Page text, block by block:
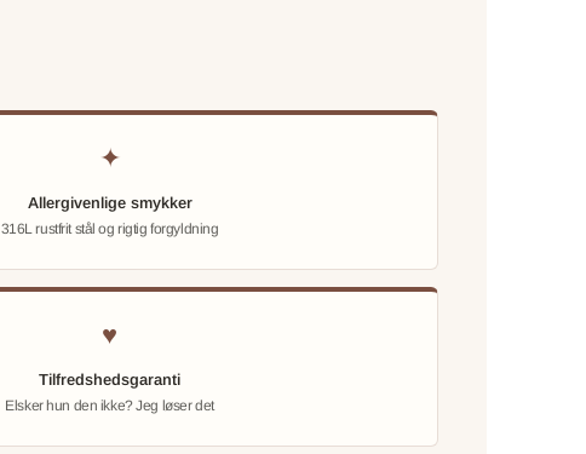
✦
Allergivenlige smykker
316L rustfrit stål og rigtig forgyldning
♥
Tilfredshedsgaranti
Elsker hun den ikke? Jeg løser det